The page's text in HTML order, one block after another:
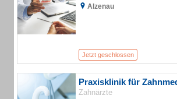
Alzenau
Jetzt geschlossen
Zahnärzte